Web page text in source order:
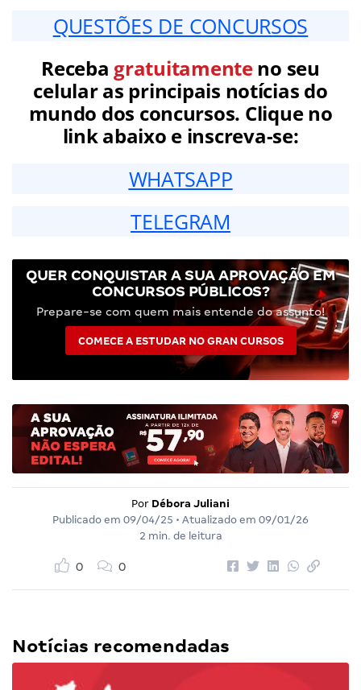
QUESTÕES DE CONCURSOS
Receba gratuitamenteno seu
celular as principais notícias do
mundo dos concursos. Clique no
link abaixo e inscreva-se:
WHATSAPP
TELEGRAM
QUER CONQUISTAR A SUA APROVAÇÃO EM
CONCURSOS PÚBLICOS?
Prepare-se com quem mais entende do assunto!
COMECE A ESTUDAR NO GRAN CURSOS
Por Débora Juliani
Publicado em 09/04/25 • Atualizado em 09/01/26
2 min. de leitura
0 0
Notícias recomendadas